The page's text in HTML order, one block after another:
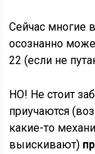
Сейчас многие
осознанно
22 (если не
НО! Не стоит
приучаются
какие-то
выискивают)